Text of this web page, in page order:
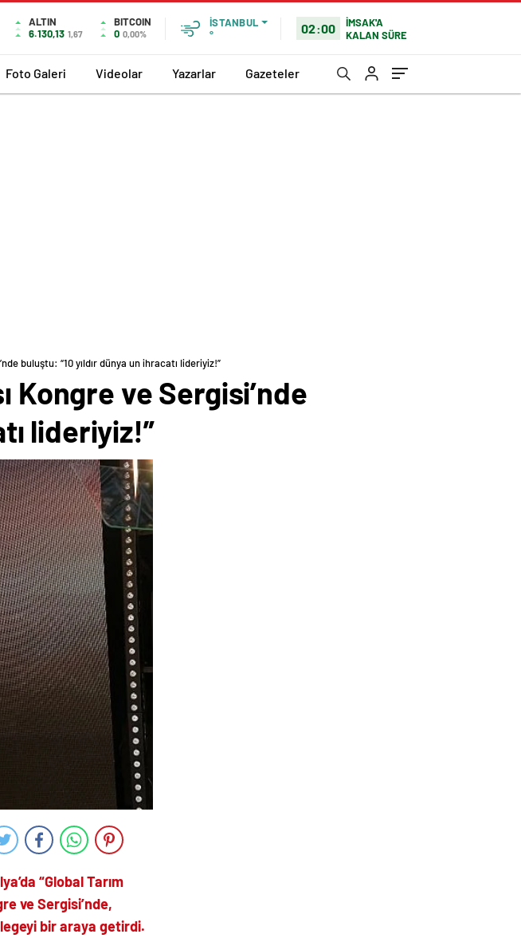
ALTIN
6.130,13 1,67
BITCOIN
0 0,00%
İSTANBUL
°
02:00
İMSAK'A
KALAN SÜRE
Foto Galeri Videolar Yazarlar Gazeteler
buluştu: “10 yıldır dünya un ihracatı lideriyiz!”
Kongre ve Sergisi’nde
lideriyiz!”
“Global Tarım
ve Sergisi’nde,
bir araya getirdi.